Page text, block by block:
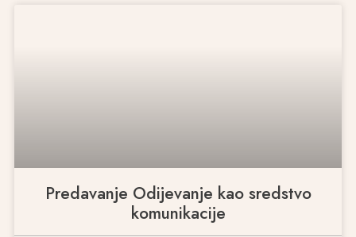
Predavanje Odijevanje kao sredstvo
komunikacije